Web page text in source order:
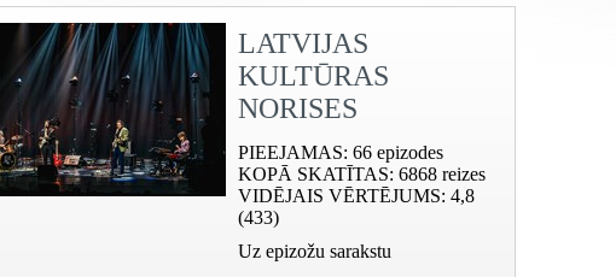
LATVIJAS
KULTŪRAS
NORISES
PIEEJAMAS: 66 epizodes
KOPĀ SKATĪTAS: 6868 reizes
VIDĒJAIS VĒRTĒJUMS: 4,8
(433)
Uz epizožu sarakstu